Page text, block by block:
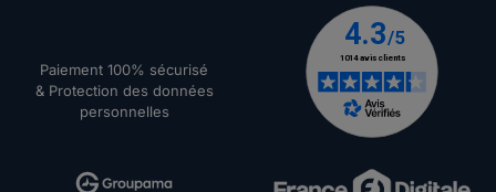
Paiement 100% sécurisé
& Protection des données
personnelles